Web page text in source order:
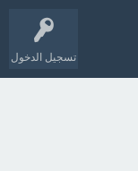
تسجيل الدخول